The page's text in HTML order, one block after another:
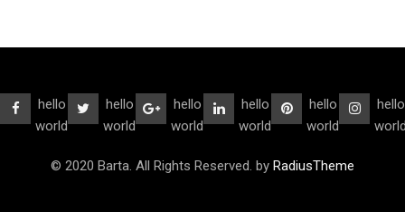
hello
world
hello
world
hello
world
hello
world
hello
world
hello
© 2020 Barta. All Rights Reserved. by RadiusTheme